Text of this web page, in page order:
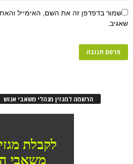
שמור בדפדפן זה את השם, האימייל
שאגיב.
הרשמה למגזין מנהלי משאבי אנוש